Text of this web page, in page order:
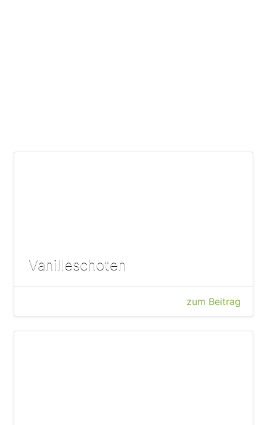
Vanilleschoten
zum Beitrag